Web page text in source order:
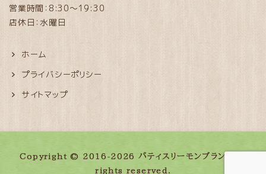
営業時間：8:30～19:30
店休日：水曜日
ホーム
プライバシーポリシー
サイトマップ
Copyright © 2016-2026 パティスリーモンブラン. All
rights reserved.